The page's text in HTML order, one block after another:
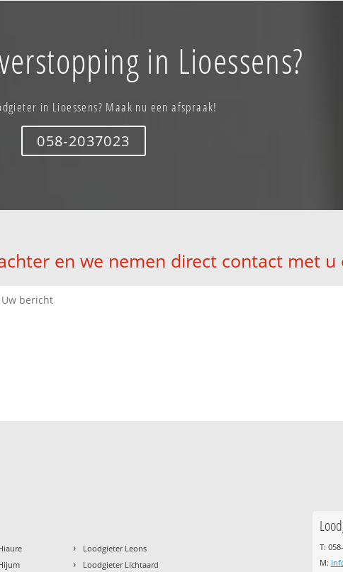
in Lioessens?
in Lioessens? Maak nu een afspraak!
058-2037023
en we nemen direct contact met u
› Loodgieter Leons
› Loodgieter Lichtaard
T:
M: